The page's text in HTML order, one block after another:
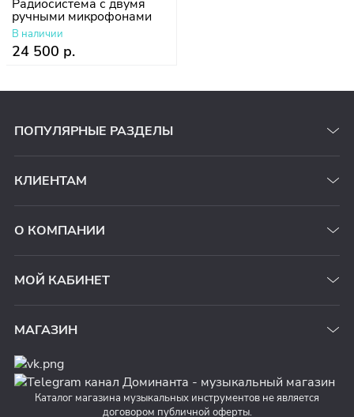
Радиосистема с двумя
ручными микрофонами
В наличии
24 500 р.
ПОПУЛЯРНЫЕ РАЗДЕЛЫ
КЛИЕНТАМ
О КОМПАНИИ
МОЙ КАБИНЕТ
МАГАЗИН
Каталог магазина музыкальных инструментов не является
договором публичной оферты.